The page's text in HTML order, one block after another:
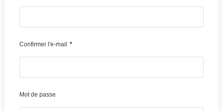
Confirmer l'e-mail *
Mot de passe